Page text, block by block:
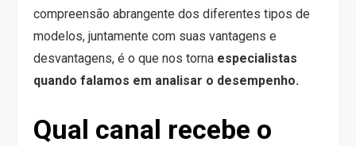
compreensão abrangente dos diferentes tipos de
modelos, juntamente com suas vantagens e
desvantagens, é o que nos torna especialistas
quando falamos em analisar o desempenho.
Qual canal recebe o